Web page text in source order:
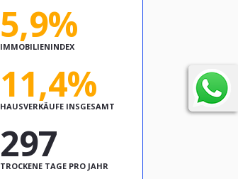
5,9%
IMMOBILIENINDEX
11,4%
HAUSVERKÄUFE INSGESAMT
297
TROCKENE TAGE PRO JAHR